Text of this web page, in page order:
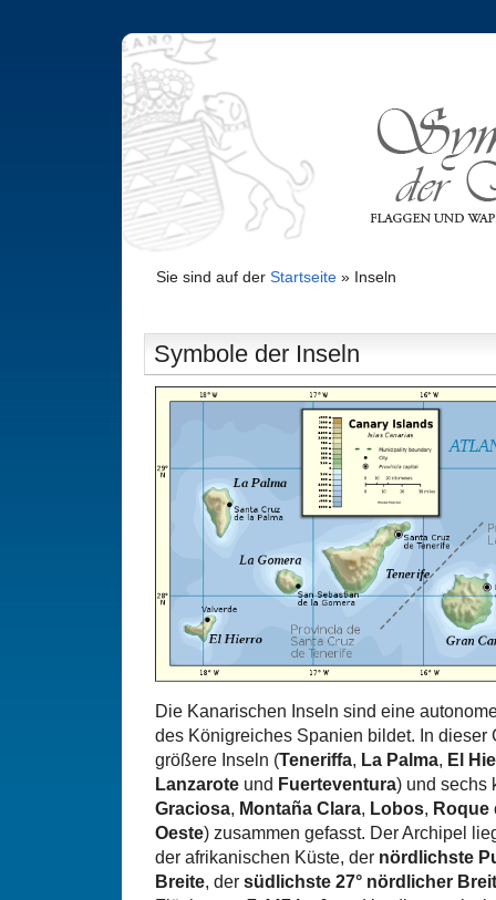
Sie sind auf der Startseite» Inseln
Symbole der Inseln
Die Kanarischen Inseln sind eine
des Königreiches Spanien bildet. In dieser
größere Inseln (Teneriffa, La Palma, El
Lanzarote und Fuerteventura) und sechs
Graciosa, Montaña Clara, Lobos, Roque
Oeste) zusammen gefasst. Der Archipel
der afrikanischen Küste, der nördlichste
Breite, der südlichste 27° nördlicher